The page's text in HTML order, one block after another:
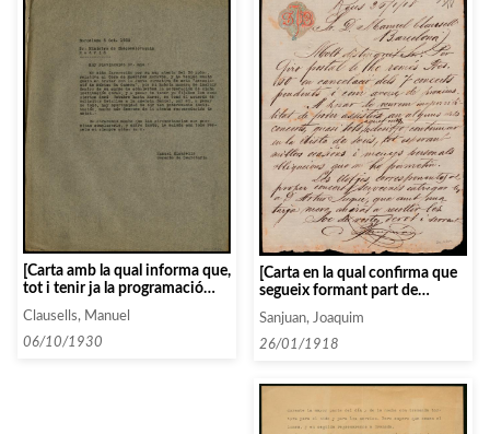
[Carta amb la qual informa que,
tot i tenir ja la programació
intentaran incloure el «Coro de
Maestros Moravos» dintre
Clausells, Manuel
06/10/1930
[Carta en la qual confirma que
segueix formant part de
concerts pendents per «giro
postal»]
Sanjuan, Joaquim
26/01/1918